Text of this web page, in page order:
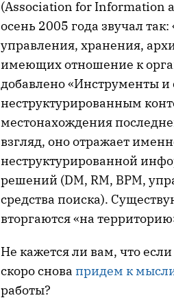
(Association for Information
осень 2005 года звучал
управления, хранения,
имеющих отношение к
добавлено «Инструменты и
неструктурированным
местонахождения
взгляд, оно отражает
неструктурированной
решений (DM, RM, BPM,
средства поиска).
вторгаются «на
Не кажется ли вам, что
скоро снова придем к
работы?